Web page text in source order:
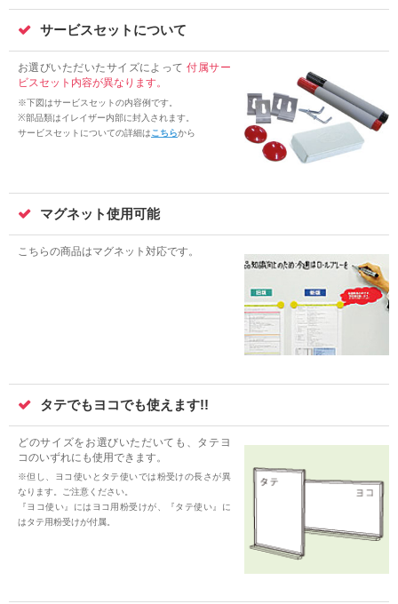
サービスセットについて
お選びいただいたサイズによって付属サー
ビスセット内容が異なります。
※下図はサービスセットの内容例です。
※部品類はイレイザー内部に封入されます。
サービスセットについての詳細はこちらから
マグネット使用可能
こちらの商品はマグネット対応です。
タテでもヨコでも使えます!!
どのサイズをお選びいただいても、タテヨ
コのいずれにも使用できます。
※但し、ヨコ使いとタテ使いでは粉受けの長さが異
なります。ご注意ください。
『ヨコ使い』にはヨコ用粉受けが、『タテ使い』に
はタテ用粉受けが付属。